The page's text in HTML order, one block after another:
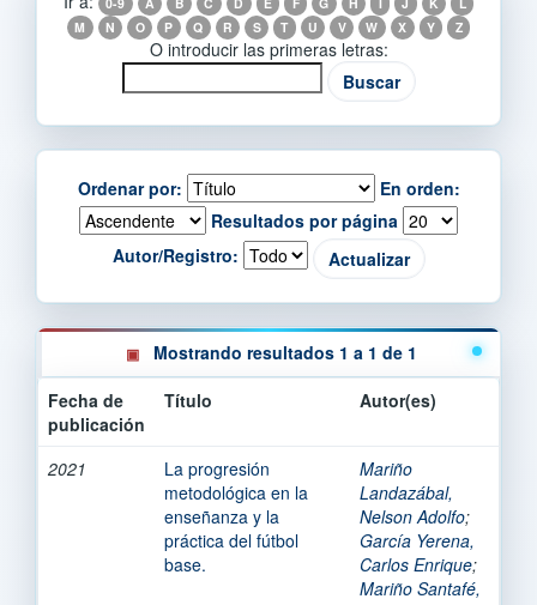
M
N O P Q R S T U V W X Y Z
O introducir las primeras letras:
Ordenar por:
En orden:
Resultados por página
Autor/Registro:
Mostrando resultados 1 a 1 de 1
Fecha de
publicación
Título Autor(es)
2021
La progresión
metodológica en la
enseñanza y la
práctica del fútbol
base.
Mariño
Landazábal,
Nelson Adolfo;
García Yerena,
Carlos Enrique;
Mariño Santafé,